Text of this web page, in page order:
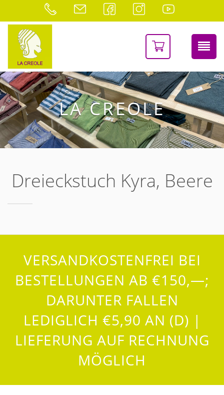
LA CREOLE
Dreieckstuch Kyra, Beere
VERSANDKOSTENFREI BEI
BESTELLUNGEN AB €150,—;
DARUNTER FALLEN
LEDIGLICH €5,90 AN (D) |
LIEFERUNG AUF RECHNUNG
MÖGLICH